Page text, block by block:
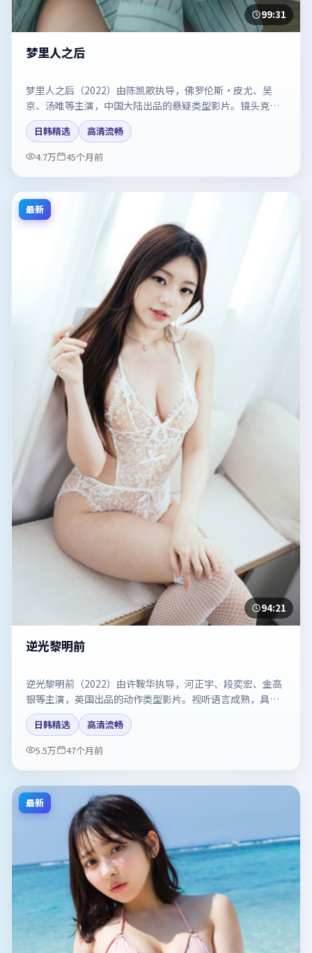
99:31
梦里人之后
梦里人之后（2022）由陈凯歌执导，佛罗伦斯·皮尤、吴
京、汤唯等主演，中国大陆出品的悬疑类型影片。镜头克制
却充满张力，人物弧光完整。剧情简介与主创信息可供检索
参考，上映日期以片方资料为准。
日韩精选
高清流畅
4.7万
45个月前
最新
94:21
逆光黎明前
逆光黎明前（2022）由许鞍华执导，河正宇、段奕宏、金高
银等主演，英国出品的动作类型影片。视听语言成熟，具备
院线质感。剧情简介与主创信息可供检索参考，上映日期以
片方资料为准。
日韩精选
高清流畅
5.5万
47个月前
最新